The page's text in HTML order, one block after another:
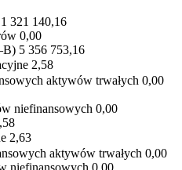
1 321 140,16
0,00
5 356 753,16
2,58
aktywów trwałych 0,00
niefinansowych 0,00
2,63
aktywów trwałych 0,00